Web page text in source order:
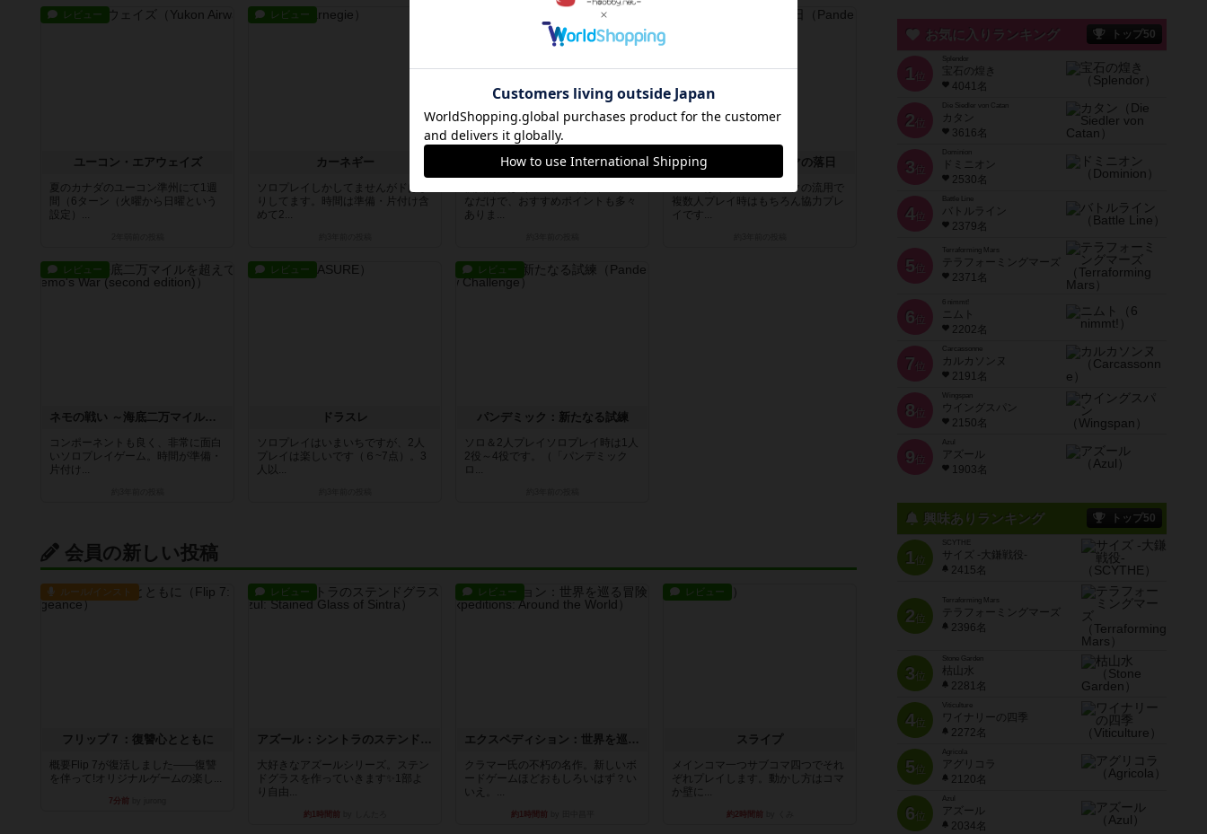
レビュー
ユーコン・エアウェイズ
夏のカナダのユーコン準州にて1週
間（6ターン（火曜から日曜という
設定）...
レビュー
カーネギー
ソロプレイしかしてませんがドはま
りしてます。時間は準備・片付け含
めて2...
ヒート
なだけで、おすすめポイントも多々
ありま...
パンデミック：ローマの落日
ルールは本家パンデミックの流用で
複数人プレイ時はもちろん協力プレ
イです...
レビュー
ネモの戦い ～海底二万マイルを超えて～
コンポーネントも良く、非常に面白
いソロプレイゲーム。時間が準備・
片付け...
レビュー
ドラスレ
ソロプレイはいまいちですが、2人
プレイは楽しいです（６~7点）。3
人以...
レビュー
パンデミック：新たなる試練
ソロ＆2人プレイソロプレイ時は1人
2役～4役です。（「パンデミック
ロ...
会員の新しい投稿
ルール/インスト
フリップ７：復讐心とともに
概要Flip 7が復活しました――復讐
を伴って!オリジナルゲームの楽し...
7分前
レビュー
アズール：シントラのステンドグラス
大好きなアズールシリーズ。ステン
ドグラスを作っていきます✨1部よ
り自由...
約1時間前
レビュー
エクスペディション：世界を巡る冒険
クラマー氏の不朽の名作。新しいボ
ードゲームほどおもしろいはず？い
いえ。...
約1時間前
レビュー
スライプ
メインコマ一つサブコマ四つでそれ
ぞれプレイします。動かし方はコマ
か壁に...
約2時間前
お気に入りランキング トップ50
1 位
宝石の煌き
4041名
2 位
Die Siedler von Catan
カタン
3616名
3 位
ドミニオン
2530名
4位
Battle Line
バトルライン
2379名
5 位
Terraforming Mars
テラフォーミングマーズ
2371名
6 位
ニムト
2202名
7 位
Carcassonne
カルカソンヌ
2191名
8 位
Wingspan
ウイングスパン
2150名
9 位
Azul
アズール
1903名
興味ありランキング トップ50
1位
SCYTHE
サイズ -大鎌戦役-
2415名
2位
Terraforming Mars
テラフォーミングマーズ
2396名
3位
Stone Garden
枯山水
2281名
4位
Viticulture
ワイナリーの四季
2272名
5位
Agricola
アグリコラ
2120名
6位
Azul
アズール
2034名